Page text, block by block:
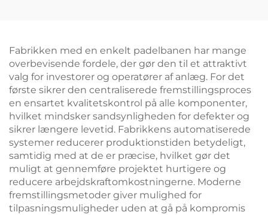
Fabrikken med en enkelt padelbanen har mange
overbevisende fordele, der gør den til et attraktivt
valg for investorer og operatører af anlæg. For det
første sikrer den centraliserede fremstillingsproces
en ensartet kvalitetskontrol på alle komponenter,
hvilket mindsker sandsynligheden for defekter og
sikrer længere levetid. Fabrikkens automatiserede
systemer reducerer produktionstiden betydeligt,
samtidig med at de er præcise, hvilket gør det
muligt at gennemføre projektet hurtigere og
reducere arbejdskraftomkostningerne. Moderne
fremstillingsmetoder giver mulighed for
tilpasningsmuligheder uden at gå på kompromis